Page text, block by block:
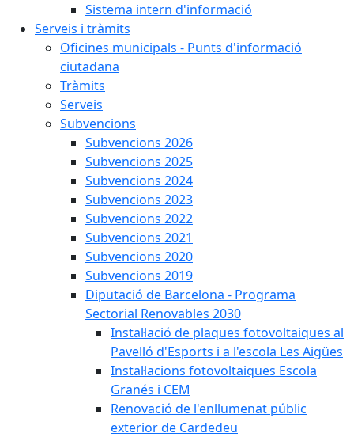
Sistema intern d'informació
Serveis i tràmits
Oficines municipals - Punts d'informació
ciutadana
Tràmits
Serveis
Subvencions
Subvencions 2026
Subvencions 2025
Subvencions 2024
Subvencions 2023
Subvencions 2022
Subvencions 2021
Subvencions 2020
Subvencions 2019
Diputació de Barcelona - Programa
Sectorial Renovables 2030
Instal·lació de plaques fotovoltaiques al
Pavelló d'Esports i a l'escola Les Aigües
Instal·lacions fotovoltaiques Escola
Granés i CEM
Renovació de l'enllumenat públic
exterior de Cardedeu